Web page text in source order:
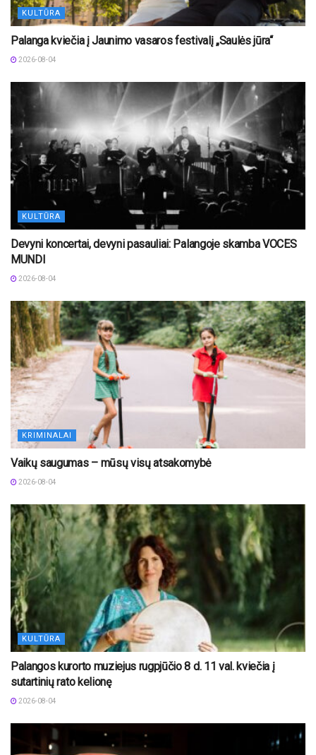
KULTŪRA
Palanga kviečia į Jaunimo vasaros festivalį „Saulės jūra“
2026-08-04
KULTŪRA
Devyni koncertai, devyni pasauliai: Palangoje skamba VOCES
MUNDI
2026-08-04
KRIMINALAI
Vaikų saugumas – mūsų visų atsakomybė
2026-08-04
KULTŪRA
Palangos kurorto muziejus rugpjūčio 8 d. 11 val. kviečia į
sutartinių rato kelionę
2026-08-04